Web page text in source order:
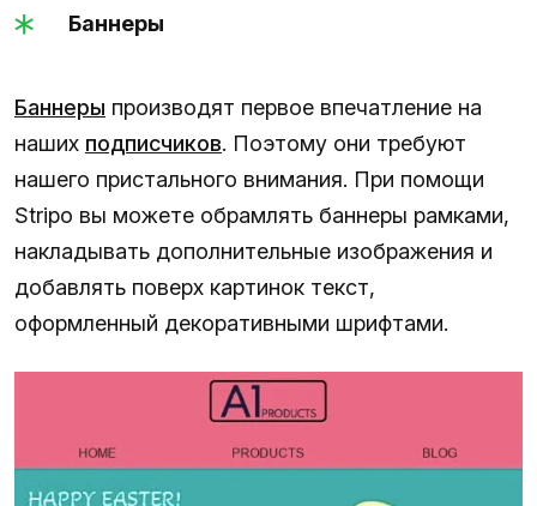
Баннеры
Баннеры производят первое впечатление на
наших подписчиков. Поэтому они требуют
нашего пристального внимания. При помощи
Stripo вы можете обрамлять баннеры рамками,
накладывать дополнительные изображения и
добавлять поверх картинок текст,
оформленный декоративными шрифтами.